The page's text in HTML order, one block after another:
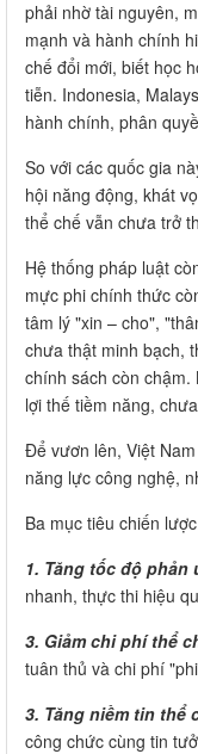
phải nhờ tài nguyên,
mạnh và hành chính
chế đổi mới, biết học
tiễn. Indonesia,
hành chính, phân
So với các quốc gia
hội năng động, khát
thể chế vẫn chưa trở
Hệ thống pháp luật
mực phi chính thức
tâm lý "xin – cho",
chưa thật minh bạch,
chính sách còn chậm.
lợi thế tiềm năng,
Để vươn lên, Việt
năng lực công nghệ,
Ba mục tiêu chiến
1. Tăng tốc độ phản
nhanh, thực thi hiệu
3. Giảm chi phí thể
tuân thủ và chi phí
3. Tăng niềm tin thể
công chức cùng tin